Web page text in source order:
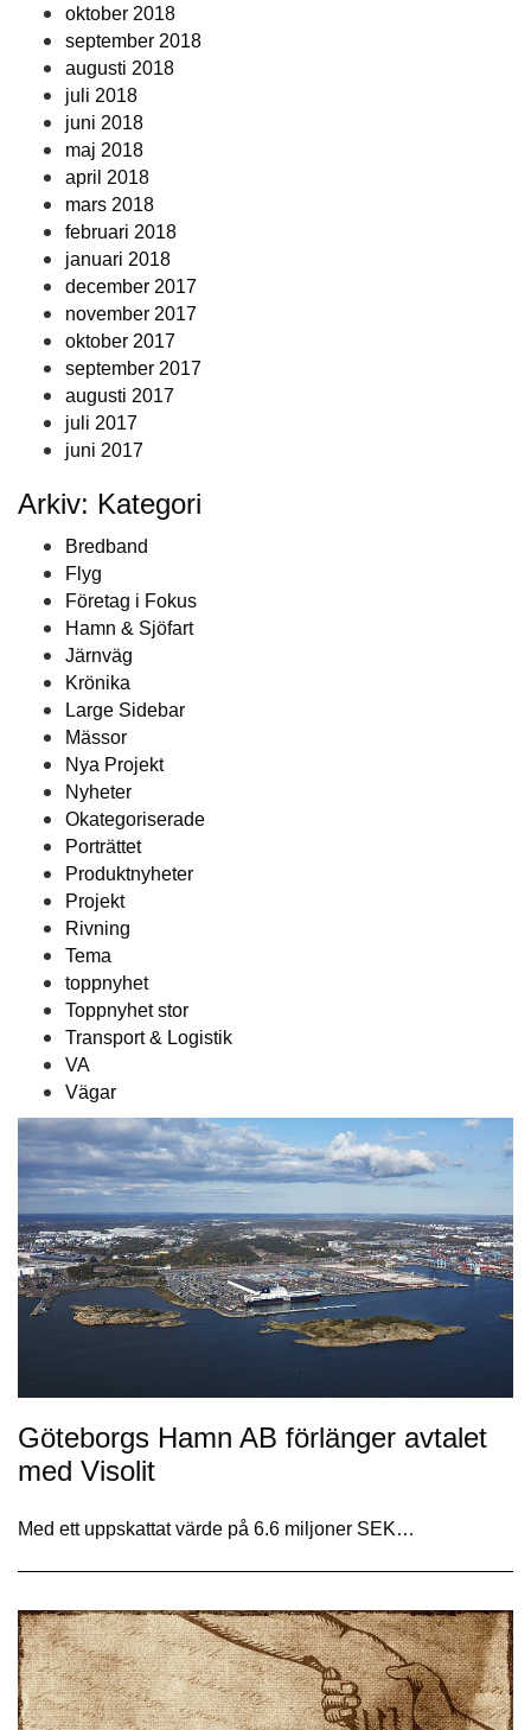
oktober 2018
september 2018
augusti 2018
juli 2018
juni 2018
maj 2018
april 2018
mars 2018
februari 2018
januari 2018
december 2017
november 2017
oktober 2017
september 2017
augusti 2017
juli 2017
juni 2017
Arkiv: Kategori
Bredband
Flyg
Företag i Fokus
Hamn & Sjöfart
Järnväg
Krönika
Large Sidebar
Mässor
Nya Projekt
Nyheter
Okategoriserade
Porträttet
Produktnyheter
Projekt
Rivning
Tema
toppnyhet
Toppnyhet stor
Transport & Logistik
VA
Vägar
Göteborgs Hamn AB förlänger avtalet
med Visolit
Med ett uppskattat värde på 6.6 miljoner SEK…